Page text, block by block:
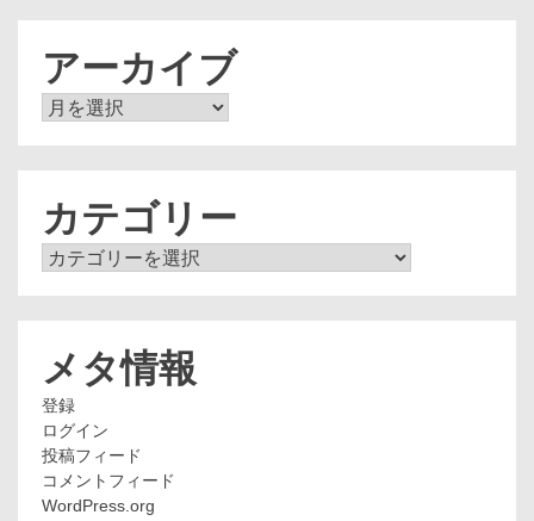
アーカイブ
ア
カテゴリー
カ
メタ情報
登録
ログイン
投稿フィード
コメントフィード
WordPress.org